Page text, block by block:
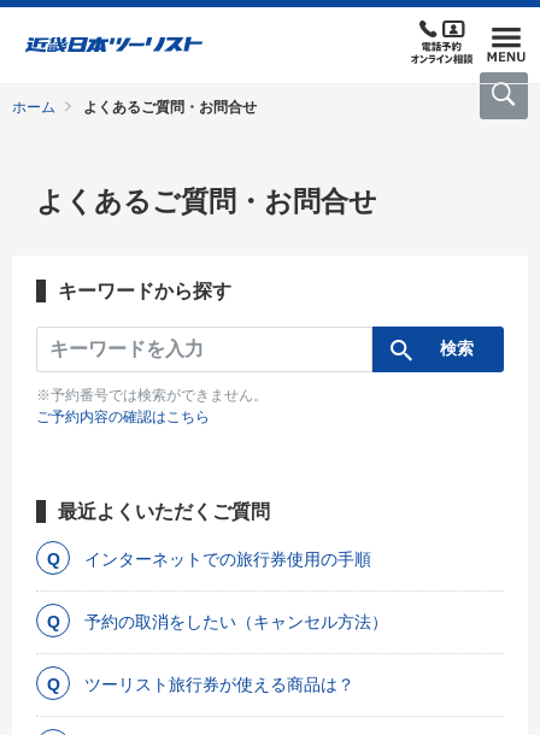
ホーム よくあるご質問・お問合せ
よくあるご質問・お問合せ
キーワードから探す
※予約番号では検索ができません。
ご予約内容の確認はこちら
最近よくいただくご質問
インターネットでの旅行券使用の手順
予約の取消をしたい（キャンセル方法）
ツーリスト旅行券が使える商品は？